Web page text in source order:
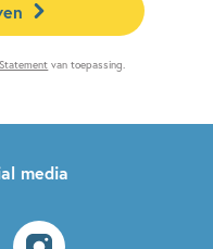
van toepassing.
media